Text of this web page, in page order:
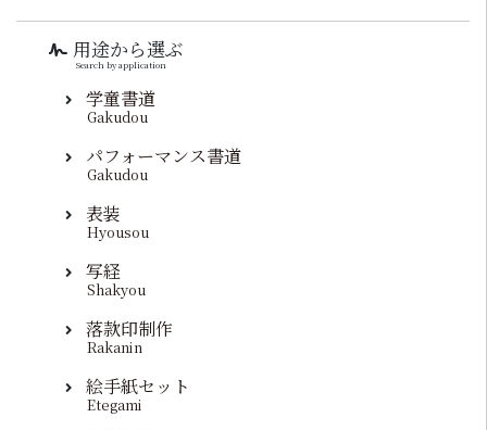
用途から選ぶ
Search by application
学童書道
Gakudou
パフォーマンス書道
Gakudou
表装
Hyousou
写経
Shakyou
落款印制作
Rakanin
絵手紙セット
Etegami